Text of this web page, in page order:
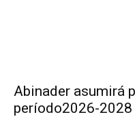
Abinader asumirá
período2026-2028